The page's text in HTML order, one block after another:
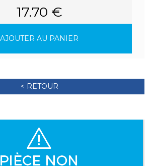
17.70 €
AJOUTER AU PANIER
< RETOUR